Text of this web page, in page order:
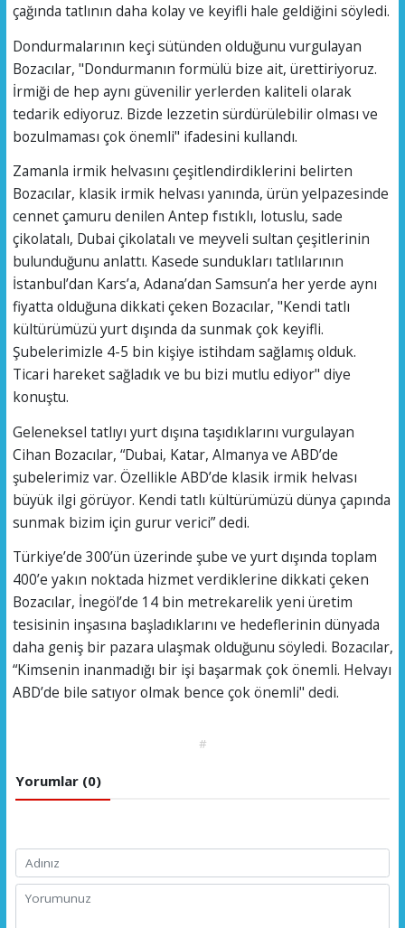
çağında tatlının daha kolay ve keyifli hale geldiğini söyledi.
Dondurmalarının keçi sütünden olduğunu vurgulayan
Bozacılar, "Dondurmanın formülü bize ait, ürettiriyoruz.
İrmiği de hep aynı güvenilir yerlerden kaliteli olarak
tedarik ediyoruz. Bizde lezzetin sürdürülebilir olması ve
bozulmaması çok önemli" ifadesini kullandı.
Zamanla irmik helvasını çeşitlendirdiklerini belirten
Bozacılar, klasik irmik helvası yanında, ürün yelpazesinde
cennet çamuru denilen Antep fıstıklı, lotuslu, sade
çikolatalı, Dubai çikolatalı ve meyveli sultan çeşitlerinin
bulunduğunu anlattı. Kasede sundukları tatlılarının
İstanbul’dan Kars’a, Adana’dan Samsun’a her yerde aynı
fiyatta olduğuna dikkati çeken Bozacılar, "Kendi tatlı
kültürümüzü yurt dışında da sunmak çok keyifli.
Şubelerimizle 4-5 bin kişiye istihdam sağlamış olduk.
Ticari hareket sağladık ve bu bizi mutlu ediyor" diye
konuştu.
Geleneksel tatlıyı yurt dışına taşıdıklarını vurgulayan
Cihan Bozacılar, “Dubai, Katar, Almanya ve ABD’de
şubelerimiz var. Özellikle ABD’de klasik irmik helvası
büyük ilgi görüyor. Kendi tatlı kültürümüzü dünya çapında
sunmak bizim için gurur verici” dedi.
Türkiye’de 300’ün üzerinde şube ve yurt dışında toplam
400’e yakın noktada hizmet verdiklerine dikkati çeken
Bozacılar, İnegöl’de 14 bin metrekarelik yeni üretim
tesisinin inşasına başladıklarını ve hedeflerinin dünyada
daha geniş bir pazara ulaşmak olduğunu söyledi. Bozacılar,
“Kimsenin inanmadığı bir işi başarmak çok önemli. Helvayı
ABD’de bile satıyor olmak bence çok önemli" dedi.
#
Yorumlar (0)